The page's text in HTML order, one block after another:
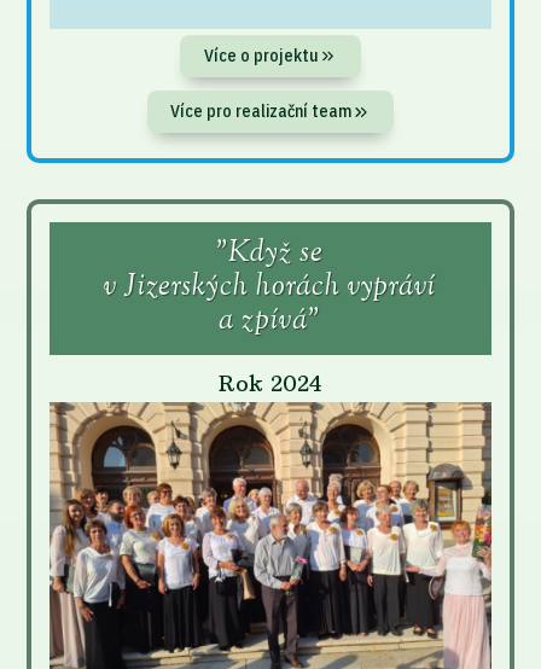
Více o projektu
Více pro realizační team
"Když se
v Jizerských horách vypráví
a zpívá"
Rok 2024